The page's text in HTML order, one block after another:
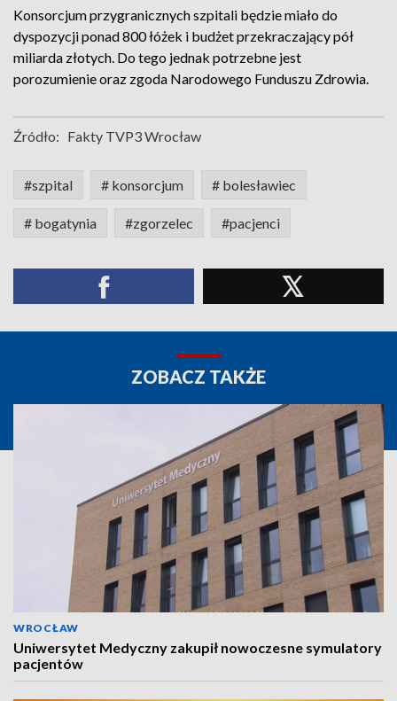
Konsorcjum przygranicznych szpitali będzie miało do
dyspozycji ponad 800 łóżek i budżet przekraczający pół
miliarda złotych. Do tego jednak potrzebne jest
porozumienie oraz zgoda Narodowego Funduszu Zdrowia.
Źródło: Fakty TVP3 Wrocław
#szpital # konsorcjum # bolesławiec
# bogatynia #zgorzelec #pacjenci
ZOBACZ TAKŻE
WROCŁAW
Uniwersytet Medyczny zakupił nowoczesne symulatory
pacjentów